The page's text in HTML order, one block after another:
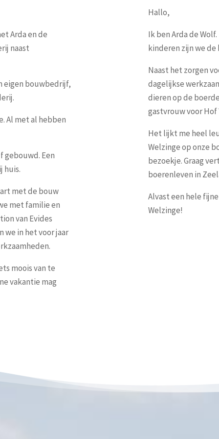
Arda en de
naast
eigen bouwbedrijf,
Al met al hebben
gebouwd. Een
huis.
met de bouw
met familie en
van Evides
in het voor jaar
moois van te
vakantie mag
Hallo,
Ik ben Arda de
kinderen zijn we de
Naast het zorgen
dagelijkse
dieren op de
gastvrouw voor Hof
Het lijkt me heel
Welzinge op onze
bezoekje. Graag
boerenleven in
Alvast een hele
Welzinge!